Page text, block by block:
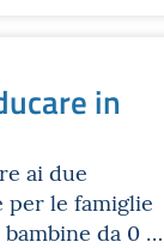
in
ai due
le famiglie
da 0 a